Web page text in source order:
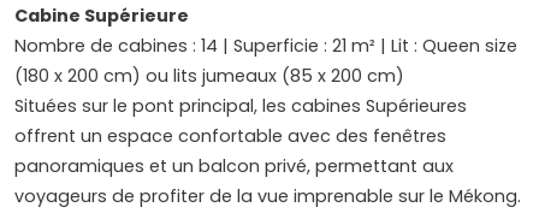
Cabine Supérieure
Nombre de cabines : 14 | Superficie : 21 m² | Lit : Queen size
(180 x 200 cm) ou lits jumeaux (85 x 200 cm)
Situées sur le pont principal, les cabines Supérieures
offrent un espace confortable avec des fenêtres
panoramiques et un balcon privé, permettant aux
voyageurs de profiter de la vue imprenable sur le Mékong.